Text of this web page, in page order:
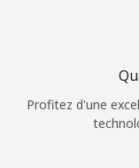
Profitez d'une